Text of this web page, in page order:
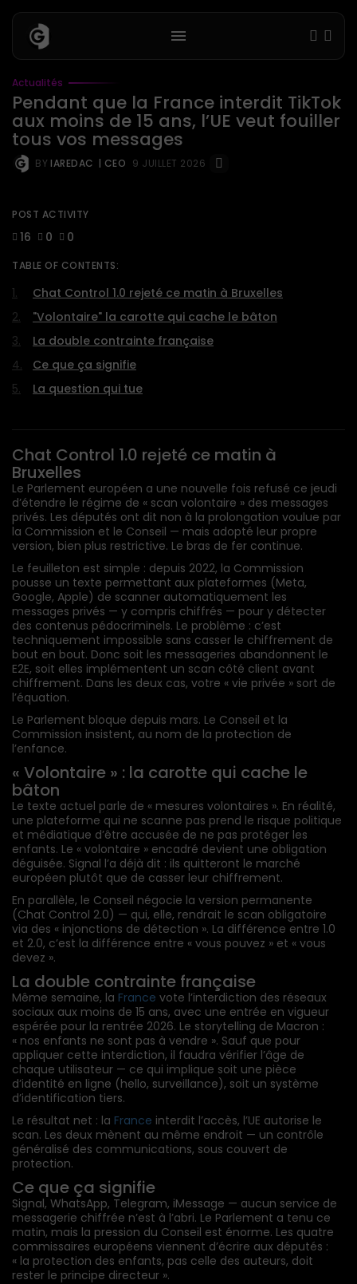
Actualités
Pendant que la France interdit TikTok
aux moins de 15 ans, l’UE veut fouiller
tous vos messages
BY IAREDAC | CEO 9 JUILLET 2026
Chat Control 1.0 rejeté ce matin à
Bruxelles
Le Parlement européen a une nouvelle fois refusé ce jeudi
d’étendre le régime de « scan volontaire » des messages
privés. Les députés ont dit non à la prolongation voulue par
la Commission et le Conseil — mais adopté leur propre
version, bien plus restrictive. Le bras de fer continue.
Le feuilleton est simple : depuis 2022, la Commission
pousse un texte permettant aux plateformes (Meta,
Google, Apple) de scanner automatiquement les
messages privés — y compris chiffrés — pour y détecter
des contenus pédocriminels. Le problème : c’est
techniquement impossible sans casser le chiffrement de
bout en bout. Donc soit les messageries abandonnent le
E2E, soit elles implémentent un scan côté client avant
chiffrement. Dans les deux cas, votre « vie privée » sort de
l’équation.
Le Parlement bloque depuis mars. Le Conseil et la
Commission insistent, au nom de la protection de
l’enfance.
« Volontaire » : la carotte qui cache le
bâton
Le texte actuel parle de « mesures volontaires ». En réalité,
une plateforme qui ne scanne pas prend le risque politique
et médiatique d’être accusée de ne pas protéger les
enfants. Le « volontaire » encadré devient une obligation
déguisée. Signal l’a déjà dit : ils quitteront le marché
européen plutôt que de casser leur chiffrement.
En parallèle, le Conseil négocie la version permanente
(Chat Control 2.0) — qui, elle, rendrait le scan obligatoire
via des « injonctions de détection ». La différence entre 1.0
et 2.0, c’est la différence entre « vous pouvez » et « vous
devez ».
La double contrainte française
Même semaine, la France vote l’interdiction des réseaux
sociaux aux moins de 15 ans, avec une entrée en vigueur
espérée pour la rentrée 2026. Le storytelling de Macron :
« nos enfants ne sont pas à vendre ». Sauf que pour
appliquer cette interdiction, il faudra vérifier l’âge de
chaque utilisateur — ce qui implique soit une pièce
d’identité en ligne (hello, surveillance), soit un système
d’identification tiers.
Le résultat net : la France interdit l’accès, l’UE autorise le
scan. Les deux mènent au même endroit — un contrôle
généralisé des communications, sous couvert de
protection.
Ce que ça signifie
Signal, WhatsApp, Telegram, iMessage — aucun service de
messagerie chiffrée n’est à l’abri. Le Parlement a tenu ce
matin, mais la pression du Conseil est énorme. Les quatre
commissaires européens viennent d’écrire aux députés :
« la protection des enfants, pas celle des auteurs, doit
rester le principe directeur ».
POST ACTIVITY
16 0 0
TABLE OF CONTENTS:
Chat Control 1.0 rejeté ce matin à Bruxelles
"Volontaire" la carotte qui cache le bâton
La double contrainte française
Ce que ça signifie
La question qui tue